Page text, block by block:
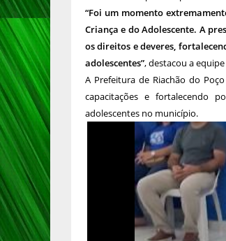
“Foi um momento
Criança e do Adolescente. A
os direitos e deveres,
adolescentes”, destacou a
A Prefeitura de Riachão do
capacitações e fortalecendo
adolescentes no município.